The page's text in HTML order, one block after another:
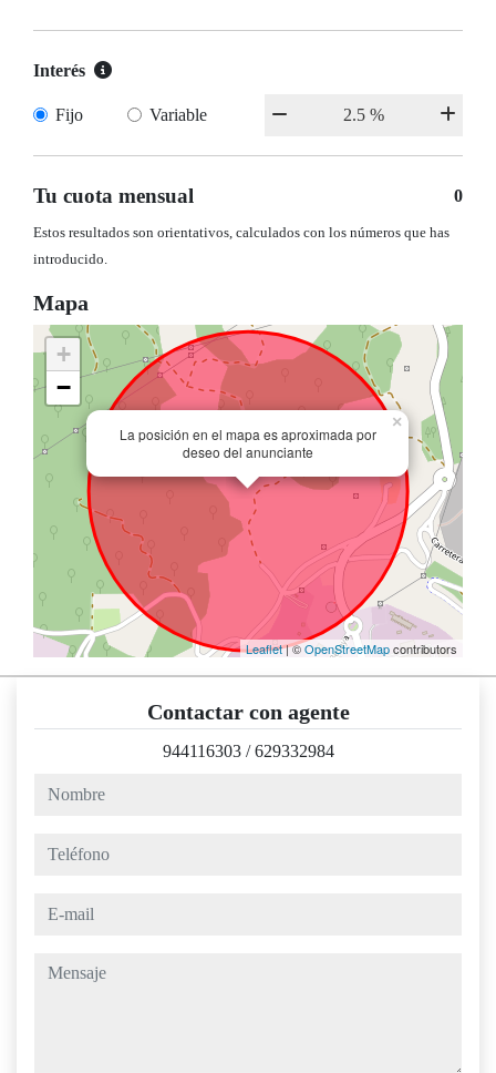
Interés
Fijo Variable
Tu cuota mensual 0
Estos resultados son orientativos, calculados con los números que has
introducido.
Mapa
La posición en el mapa es aproximada por
deseo del anunciante
×
+
−
Leaflet| ©OpenStreetMapcontributors
Contactar con agente
944116303 /629332984
nombre
teléfono
e-mail
mensaje